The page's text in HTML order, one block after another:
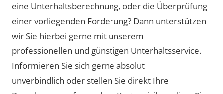
eine Unterhaltsberechnung, oder die Überprüfung
einer vorliegenden Forderung? Dann unterstützen
wir Sie hierbei gerne mit unserem
professionellen und günstigen Unterhaltsservice.
Informieren Sie sich gerne absolut
unverbindlich oder stellen Sie direkt Ihre